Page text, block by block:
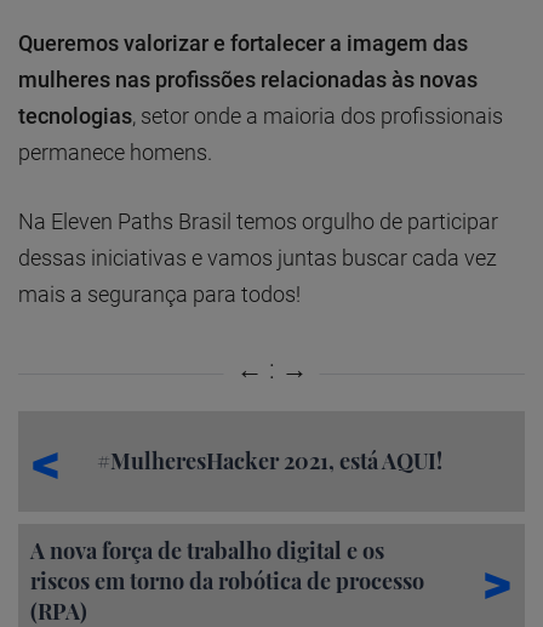
Queremos valorizar e fortalecer a imagem das
mulheres nas profissões relacionadas às novas
tecnologias, setor onde a maioria dos profissionais
permanece homens.
Na Eleven Paths Brasil temos orgulho de participar
dessas iniciativas e vamos juntas buscar cada vez
mais a segurança para todos!
#MulheresHacker 2021, está AQUI!
A nova força de trabalho digital e os
riscos em torno da robótica de processo
(RPA)